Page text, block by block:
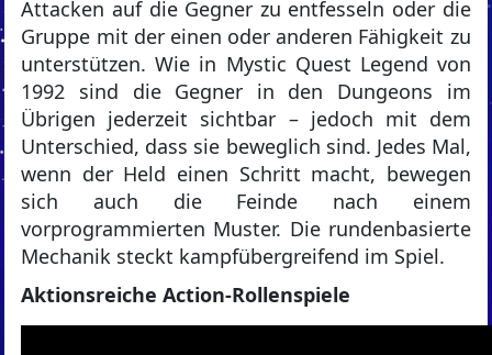
Attacken auf die Gegner zu entfesseln oder die
Gruppe mit der einen oder anderen Fähigkeit zu
unterstützen. Wie in Mystic Quest Legend von
1992 sind die Gegner in den Dungeons im
Übrigen jederzeit sichtbar – jedoch mit dem
Unterschied, dass sie beweglich sind. Jedes Mal,
wenn der Held einen Schritt macht, bewegen
sich auch die Feinde nach einem
vorprogrammierten Muster. Die rundenbasierte
Mechanik steckt kampfübergreifend im Spiel.
Aktionsreiche Action-Rollenspiele